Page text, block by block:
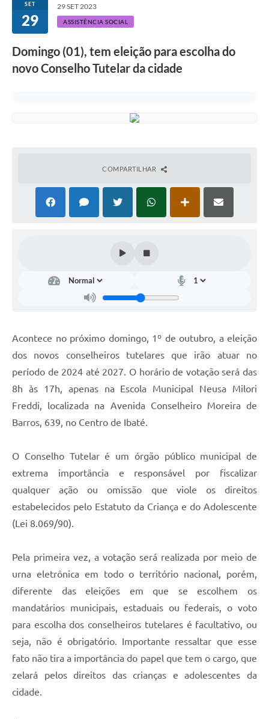
SET
29
29 SET 2023
ASSISTÊNCIA SOCIAL
Domingo (01), tem eleição para escolha do
novo Conselho Tutelar da cidade
COMPARTILHAR
Acontece no próximo domingo, 1º de outubro, a eleição
dos novos conselheiros tutelares que irão atuar no
período de 2024 até 2027. O horário de votação será das
8h às 17h, apenas na Escola Municipal Neusa Milori
Freddi, localizada na Avenida Conselheiro Moreira de
Barros, 639, no Centro de Ibaté.
O Conselho Tutelar é um órgão público municipal de
extrema importância e responsável por fiscalizar
qualquer ação ou omissão que viole os direitos
estabelecidos pelo Estatuto da Criança e do Adolescente
(Lei 8.069/90).
Pela primeira vez, a votação será realizada por meio de
urna eletrônica em todo o território nacional, porém,
diferente das eleições em que se escolhem os
mandatários municipais, estaduais ou federais, o voto
para escolha dos conselheiros tutelares é facultativo, ou
seja, não é obrigatório. Importante ressaltar que esse
fato não tira a importância do papel que tem o cargo, que
zelará pelos direitos das crianças e adolescentes da
cidade.